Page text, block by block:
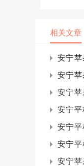
相关文章
安宁
安宁
安宁
安宁
安宁
安宁
安宁